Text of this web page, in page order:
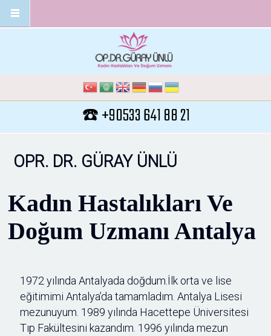
☎️ +90533 641 88 21
OPR. DR. GÜRAY ÜNLÜ
Kadın Hastalıkları Ve
Doğum Uzmanı Antalya
1972 yılında Antalyada doğdum.İlk orta ve lise
eğitimimi Antalya’da tamamladım. Antalya Lisesi
mezunuyum. 1989 yılında Hacettepe Üniversitesi
Tıp Fakültesini kazandım. 1996 yılında mezun